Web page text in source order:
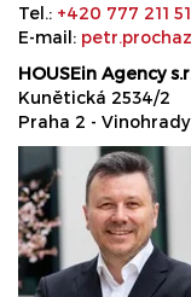
Tel.: +420 777 211
E-mail:
HOUSEin Agency
Kunětická 2534/2
Praha 2 - Vinohrady